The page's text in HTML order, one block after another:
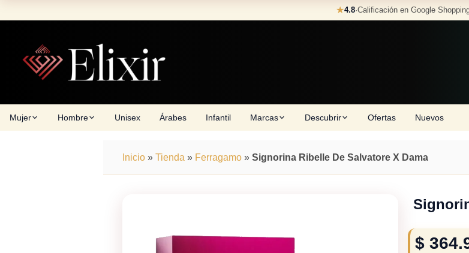
to
★4.8·Calificación en Google
Mujer Hombre Unisex Árabes Infantil Marcas Descubrir Ofertas Nuevos
Inicio » Tienda » Ferragamo » Signorina Ribelle De Salvatore X Dama
$